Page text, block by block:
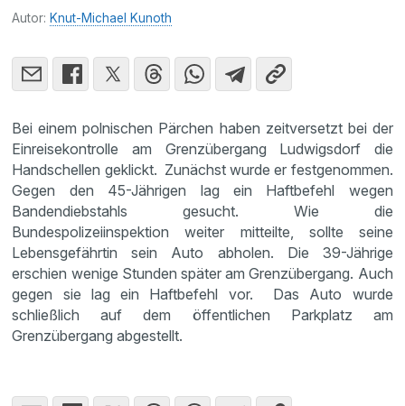
Autor: Knut-Michael Kunoth
Bei einem polnischen Pärchen haben zeitversetzt bei der
Einreisekontrolle am Grenzübergang Ludwigsdorf die
Handschellen geklickt. Zunächst wurde er festgenommen.
Gegen den 45-Jährigen lag ein Haftbefehl wegen
Bandendiebstahls gesucht. Wie die
Bundespolizeiinspektion weiter mitteilte, sollte seine
Lebensgefährtin sein Auto abholen. Die 39-Jährige
erschien wenige Stunden später am Grenzübergang. Auch
gegen sie lag ein Haftbefehl vor. Das Auto wurde
schließlich auf dem öffentlichen Parkplatz am
Grenzübergang abgestellt.